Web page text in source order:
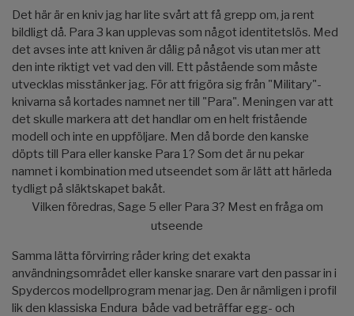
Det här är en kniv jag har lite svårt att få grepp om, ja rent
bildligt då. Para 3 kan upplevas som något identitetslös. Med
det avses inte att kniven är dålig på något vis utan mer att
den inte riktigt vet vad den vill. Ett påstående som måste
utvecklas misstänker jag. För att frigöra sig från "Military"-
knivarna så kortades namnet ner till "Para". Meningen var att
det skulle markera att det handlar om en helt fristående
modell och inte en uppföljare. Men då borde den kanske
döpts till Para eller kanske Para 1? Som det är nu pekar
namnet i kombination med utseendet som är lätt att härleda
tydligt på släktskapet bakåt.
Vilken föredras, Sage 5 eller Para 3? Mest en fråga om
utseende
Samma lätta förvirring råder kring det exakta
användningsområdet eller kanske snarare vart den passar in i
Spydercos modellprogram menar jag. Den är nämligen i profil
lik den klassiska Endura både vad beträffar egg- och